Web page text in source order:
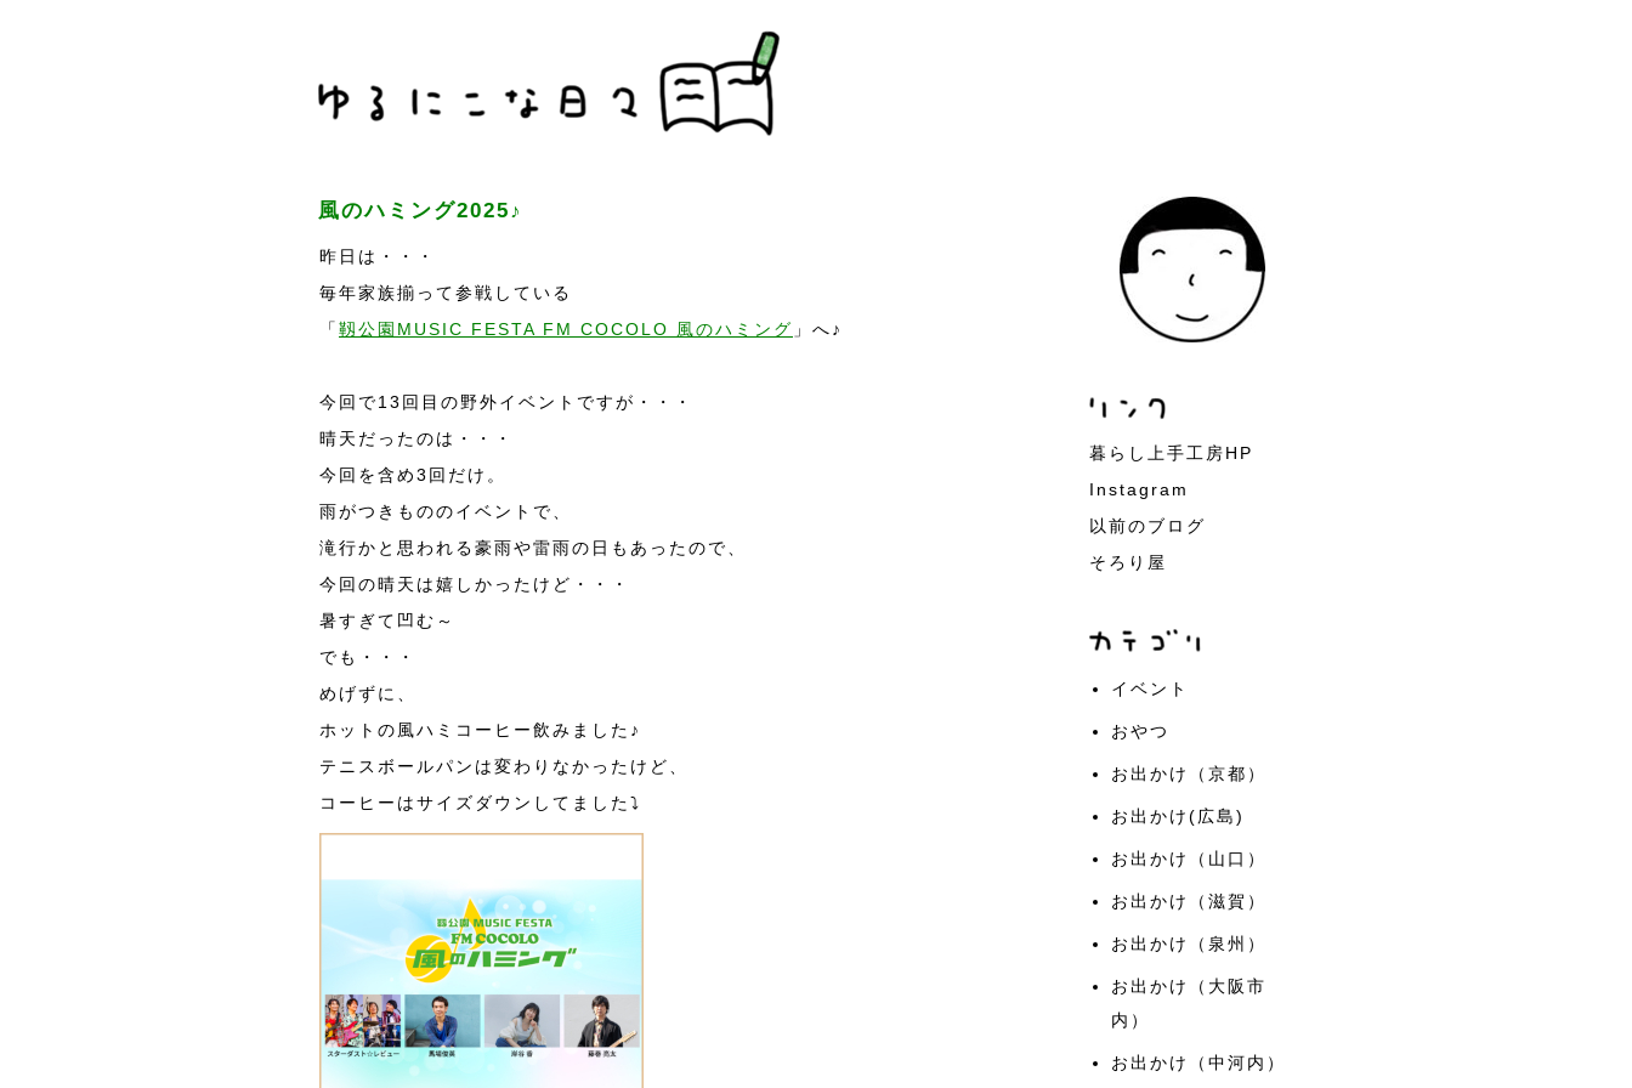
風のハミング2025♪
昨日は・・・
毎年家族揃って参戦している
「 靱公園MUSIC FESTA FM COCOLO 風のハミング 」へ♪
今回で13回目の野外イベントですが・・・
晴天だったのは・・・
今回を含め3回だけ。
雨がつきもののイベントで、
滝行かと思われる豪雨や雷雨の日もあったので、
今回の晴天は嬉しかったけど・・・
暑すぎて凹む～
でも・・・
めげずに、
ホットの風ハミコーヒー飲みました♪
テニスボールパンは変わりなかったけど、
コーヒーはサイズダウンしてました⤵︎
暮らし上手工房HP
Instagram
以前のブログ
そろり屋
イベント
おやつ
お出かけ（京都）
お出かけ(広島)
お出かけ（山口）
お出かけ（滋賀）
お出かけ（泉州）
お出かけ（大阪市
内）
お出かけ（中河内）